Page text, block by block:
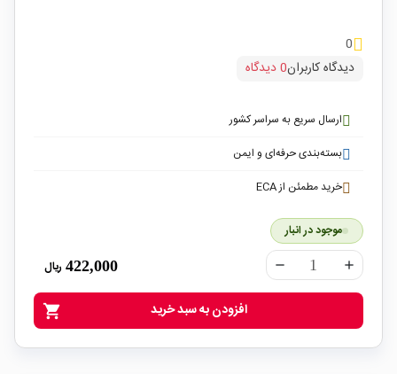
0
دیدگاه کاربران0 دیدگاه
ارسال سریع به سراسر کشور
بسته‌بندی حرفه‌ای و ایمن
خرید مطمئن از ECA
موجود در انبار
remove add
422,000 ریال
shopping_cart افزودن به سبد خرید